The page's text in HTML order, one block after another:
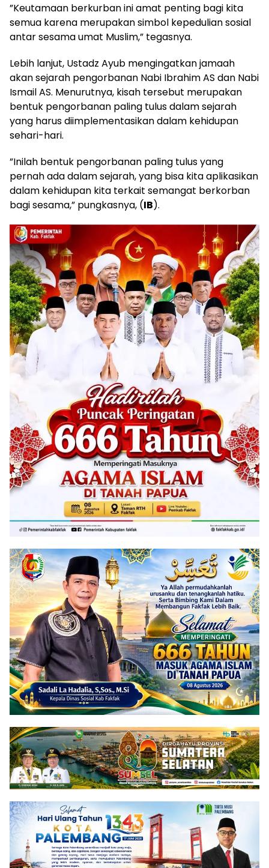
​”Keutamaan berkurban ini amat penting bagi kita
semua karena merupakan simbol kepedulian sosial
antar sesama umat Muslim,” tegasnya.
​Lebih lanjut, Ustadz Ayub mengingatkan jamaah
akan sejarah pengorbanan Nabi Ibrahim AS dan Nabi
Ismail AS. Menurutnya, kisah tersebut merupakan
bentuk pengorbanan paling tulus dalam sejarah
yang harus diimplementasikan dalam kehidupan
sehari-hari.
​”Inilah bentuk pengorbanan paling tulus yang
pernah ada dalam sejarah, yang bisa kita aplikasikan
dalam kehidupan kita terkait semangat berkorban
bagi sesama,” pungkasnya, (IB).